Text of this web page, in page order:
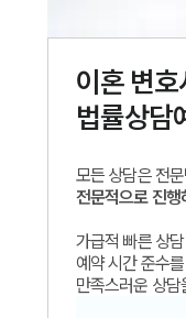
이혼변호
법률상담
모든 상담은 전
전문적으로 진
가급적 빠른 상
예약 시간 준수
만족스러운 상